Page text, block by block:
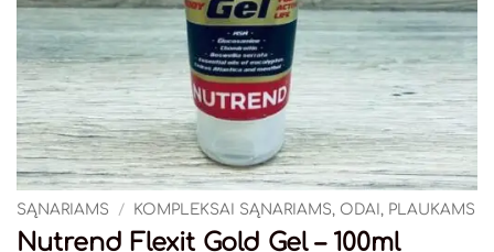
SĄNARIAMS / KOMPLEKSAI SĄNARIAMS, ODAI, PLAUKAMS
Nutrend Flexit Gold Gel – 100ml